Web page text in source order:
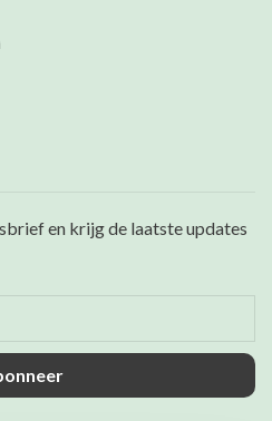
en krijg de laatste updates